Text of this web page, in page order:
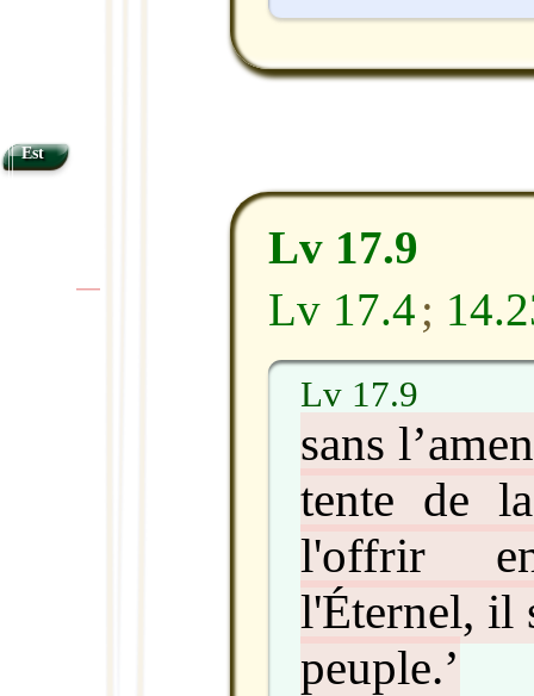
Lv 17.9
Lv 17.4;
Lv 17.9
sans
tente de
l'offrir
l'Éternel, il
peuple.’
Est